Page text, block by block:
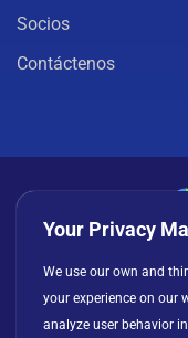
Socios
Contáctenos
Política de
Acuerdo de
Your Privacy
We use our own and
your experience on our
analyze user behavior